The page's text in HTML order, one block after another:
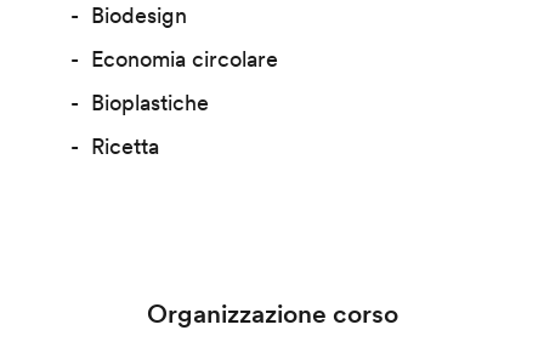
Biodesign
Economia circolare
Bioplastiche
Ricetta
Organizzazione corso